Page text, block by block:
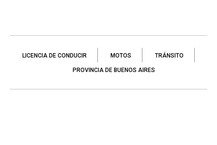
LICENCIA DE CONDUCIR MOTOS TRÁNSITO
PROVINCIA DE BUENOS AIRES